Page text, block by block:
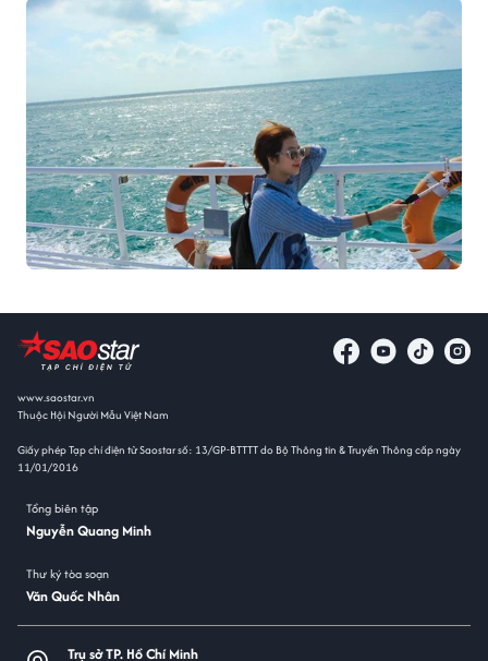
www.saostar.vn
Thuộc Hội Người Mẫu Việt Nam
Giấy phép Tạp chí điện tử Saostar số: 13/GP-BTTTT do Bộ Thông tin & Truyền Thông cấp ngày
11/01/2016
Tổng biên tập
Nguyễn Quang Minh
Thư ký tòa soạn
Văn Quốc Nhân
Trụ sở TP. Hồ Chí Minh